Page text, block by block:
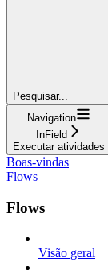
Pesquisar...
Navigation
InField
Executar atividades
Boas-vindas
Flows
Flows
Visão geral